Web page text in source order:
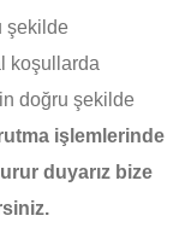
şekilde
koşullarda
doğru şekilde
işlemlerinde
duyarız bize